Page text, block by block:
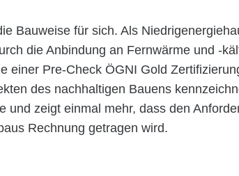
Bauweise für sich. Als
die Anbindung an Fernwärme und -
einer Pre-Check ÖGNI Gold
des nachhaltigen Bauens
und zeigt einmal mehr, dass den
Rechnung getragen wird.